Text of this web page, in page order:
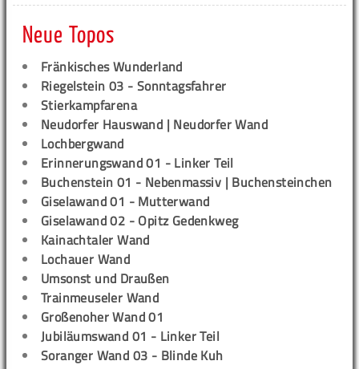
Neue Topos
Fränkisches Wunderland
Riegelstein 03 - Sonntagsfahrer
Stierkampfarena
Neudorfer Hauswand | Neudorfer Wand
Lochbergwand
Erinnerungswand 01 - Linker Teil
Buchenstein 01 - Nebenmassiv | Buchensteinchen
Giselawand 01 - Mutterwand
Giselawand 02 - Opitz Gedenkweg
Kainachtaler Wand
Lochauer Wand
Umsonst und Draußen
Trainmeuseler Wand
Großenoher Wand 01
Jubiläumswand 01 - Linker Teil
Soranger Wand 03 - Blinde Kuh